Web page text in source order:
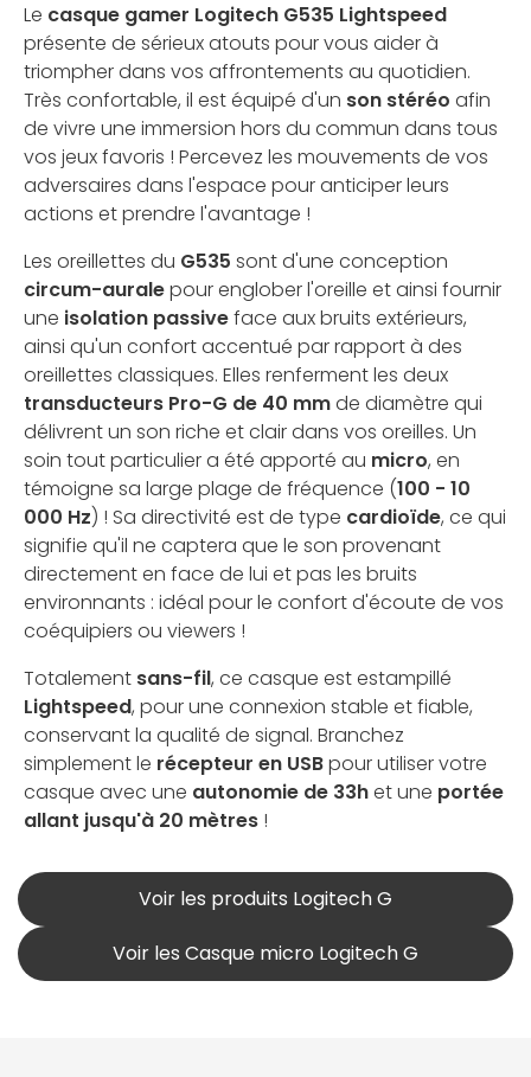
Le casque gamer Logitech G535 Lightspeed
présente de sérieux atouts pour vous aider à
triompher dans vos affrontements au quotidien.
Très confortable, il est équipé d'un son stéréo afin
de vivre une immersion hors du commun dans tous
vos jeux favoris ! Percevez les mouvements de vos
adversaires dans l'espace pour anticiper leurs
actions et prendre l'avantage !
Les oreillettes du G535 sont d'une conception
circum-auralepour englober l'oreille et ainsi fournir
une isolation passiveface aux bruits extérieurs,
ainsi qu'un confort accentué par rapport à des
oreillettes classiques. Elles renferment les deux
transducteurs Pro-G de 40 mmde diamètre qui
délivrent un son riche et clair dans vos oreilles. Un
soin tout particulier a été apporté au micro, en
témoigne sa large plage de fréquence (100 - 10
000 Hz) ! Sa directivité est de type cardioïde, ce qui
signifie qu'il ne captera que le son provenant
directement en face de lui et pas les bruits
environnants : idéal pour le confort d'écoute de vos
coéquipiers ou viewers !
Totalement sans-fil, ce casque est estampillé
Lightspeed, pour une connexion stable et fiable,
conservant la qualité de signal. Branchez
simplement le récepteur en USBpour utiliser votre
casque avec une autonomie de 33het une portée
allant jusqu'à 20 mètres !
Voir les produits Logitech G
Voir les Casque micro Logitech G